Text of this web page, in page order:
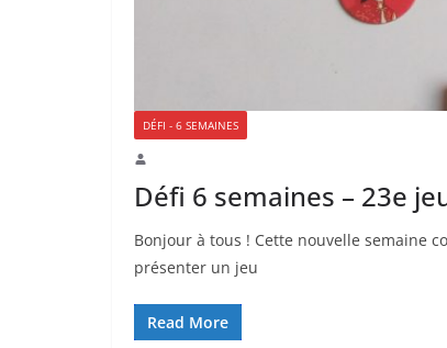
DÉFI - 6 SEMAINES
Défi 6 semaines – 23e
Bonjour à tous ! Cette nouvelle semaine
présenter un jeu
Read More